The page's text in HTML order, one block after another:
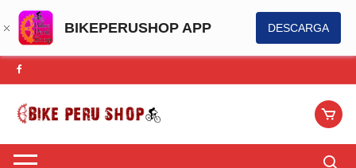
BIKEPERUSHOP APP DESCARGA
Saltar
al
contenido